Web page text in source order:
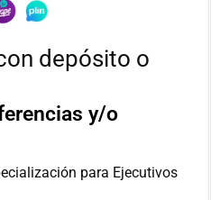
depósito o
para Ejecutivos
y/o